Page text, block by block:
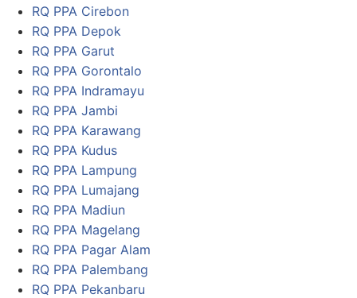
RQ PPA Cirebon
RQ PPA Depok
RQ PPA Garut
RQ PPA Gorontalo
RQ PPA Indramayu
RQ PPA Jambi
RQ PPA Karawang
RQ PPA Kudus
RQ PPA Lampung
RQ PPA Lumajang
RQ PPA Madiun
RQ PPA Magelang
RQ PPA Pagar Alam
RQ PPA Palembang
RQ PPA Pekanbaru